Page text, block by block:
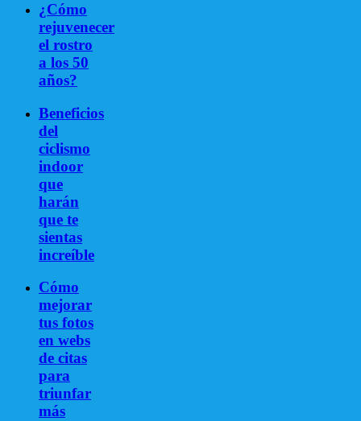
¿Cómo
rejuvenecer
el rostro
a los 50
años?
Beneficios
del
ciclismo
indoor
que
harán
que te
sientas
increíble
Cómo
mejorar
tus fotos
en webs
de citas
para
triunfar
más